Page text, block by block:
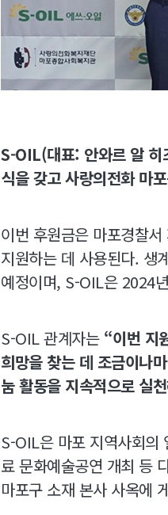
S-OIL(대표: 안와르 알 히
식을 갖고 사랑의전화 마
이번 후원금은 마포경찰
지원하는 데 사용된다. 생
예정이며, S-OIL은 2024
S-OIL 관계자는“이번 지
희망을 찾는 데 조금이나
눔 활동을 지속적으로 실
S-OIL은 마포 지역사회의
료 문화예술공연 개최 등
마포구 소재 본사 사옥에